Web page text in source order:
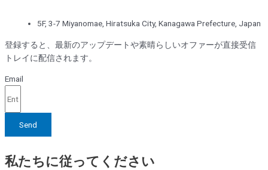
5F, 3-7 Miyanomae, Hiratsuka City, Kanagawa Prefecture, Japan
登録すると、最新のアップデートや素晴らしいオファーが直接受信
トレイに配信されます。
Email
Send
私たちに従ってください